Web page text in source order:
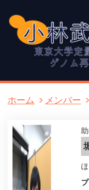
ホーム メンバー